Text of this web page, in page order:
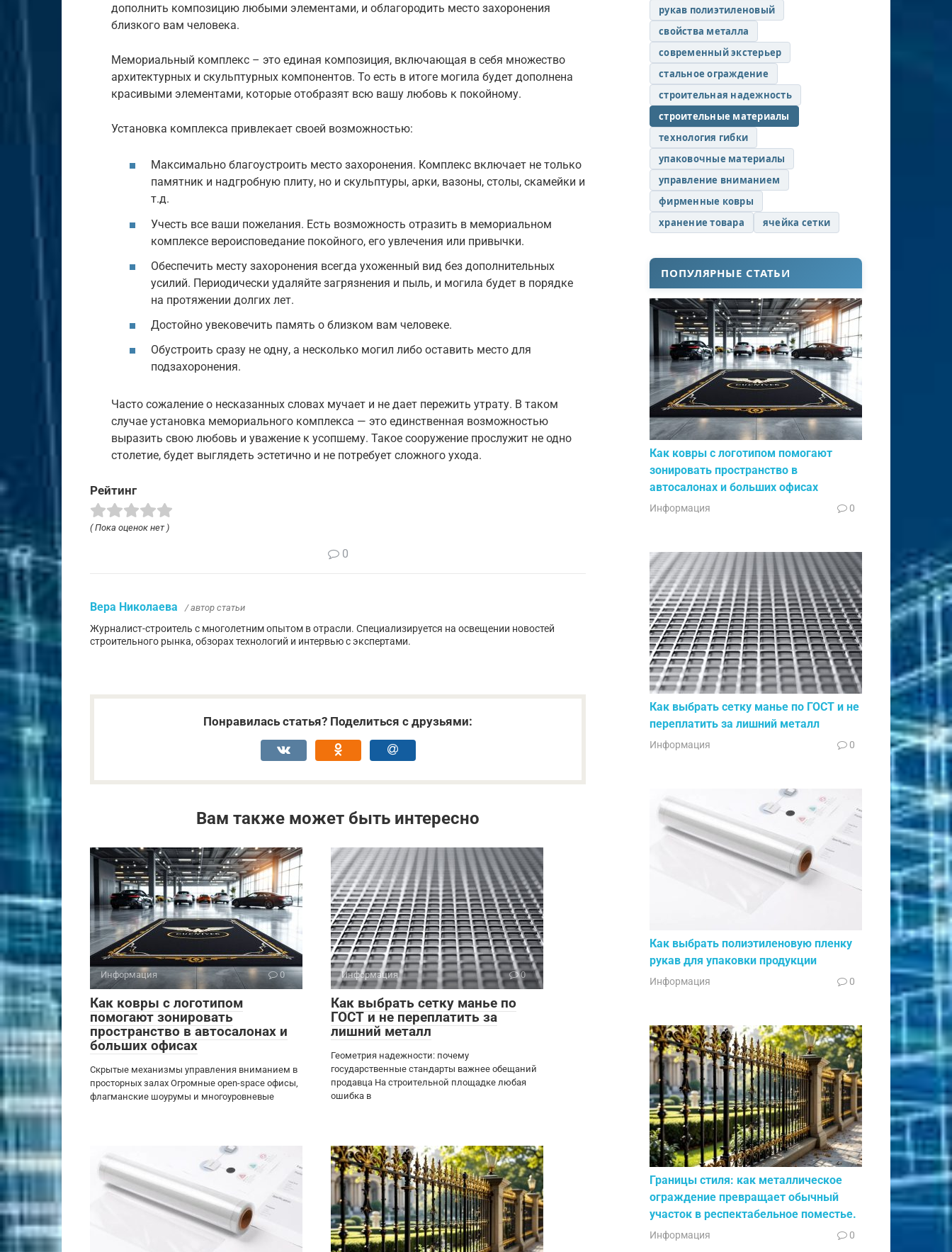
дополнить композицию любыми элементами, и облагородить место захоронения
близкого вам человека.
Мемориальный комплекс – это единая композиция, включающая в себя множество
архитектурных и скульптурных компонентов. То есть в итоге могила будет дополнена
красивыми элементами, которые отобразят всю вашу любовь к покойному.
Установка комплекса привлекает своей возможностью:
Максимально благоустроить место захоронения. Комплекс включает не только
памятник и надгробную плиту, но и скульптуры, арки, вазоны, столы, скамейки и
т.д.
Учесть все ваши пожелания. Есть возможность отразить в мемориальном
комплексе вероисповедание покойного, его увлечения или привычки.
Обеспечить месту захоронения всегда ухоженный вид без дополнительных
усилий. Периодически удаляйте загрязнения и пыль, и могила будет в порядке
на протяжении долгих лет.
Достойно увековечить память о близком вам человеке.
Обустроить сразу не одну, а несколько могил либо оставить место для
подзахоронения.
Часто сожаление о несказанных словах мучает и не дает пережить утрату. В таком
случае установка мемориального комплекса — это единственная возможностью
выразить свою любовь и уважение к усопшему. Такое сооружение прослужит не одно
столетие, будет выглядеть эстетично и не потребует сложного ухода.
Рейтинг
( Пока оценок нет )
0
Вера Николаева / автор статьи
Журналист-строитель с многолетним опытом в отрасли. Специализируется на освещении новостей
строительного рынка, обзорах технологий и интервью с экспертами.
Понравилась статья? Поделиться с друзьями:
Вам также может быть интересно
Информация 0
Как ковры с логотипом
помогают зонировать
пространство в автосалонах и
больших офисах
Скрытые механизмы управления вниманием в
просторных залах Огромные open-space офисы,
флагманские шоурумы и многоуровневые
Информация 0
Как выбрать сетку манье по
ГОСТ и не переплатить за
лишний металл
Геометрия надежности: почему
государственные стандарты важнее обещаний
продавца На строительной площадке любая
ошибка в
рукав полиэтиленовый
свойства металла
современный экстерьер
стальное ограждение
строительная надежность
строительные материалы
технология гибки
упаковочные материалы
управление вниманием
фирменные ковры
хранение товара
ячейка сетки
ПОПУЛЯРНЫЕ СТАТЬИ
Как ковры с логотипом помогают
зонировать пространство в
автосалонах и больших офисах
Информация 0
Как выбрать сетку манье по ГОСТ и не
переплатить за лишний металл
Информация 0
Как выбрать полиэтиленовую пленку
рукав для упаковки продукции
Информация 0
Границы стиля: как металлическое
ограждение превращает обычный
участок в респектабельное поместье.
Информация 0